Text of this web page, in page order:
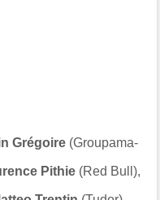
Grégoire(Groupama-
Pithie(Red Bull),